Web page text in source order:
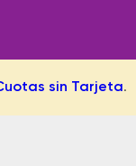
sin Tarjeta.